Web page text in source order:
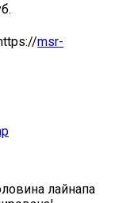
msr-
лайнапа